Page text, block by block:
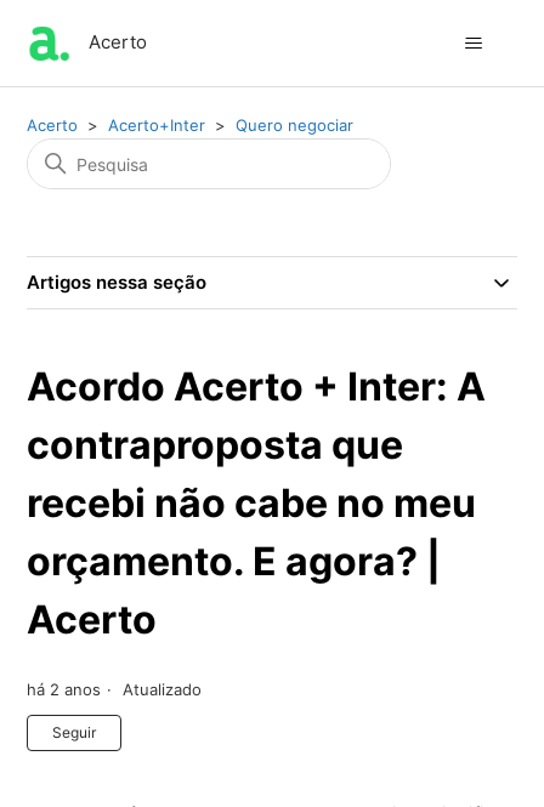
Acerto
Acerto Acerto+Inter Quero negociar
Artigos nessa seção
Acordo Acerto + Inter: A
contraproposta que
recebi não cabe no meu
orçamento. E agora? |
Acerto
há 2 anos Atualizado
Seguir